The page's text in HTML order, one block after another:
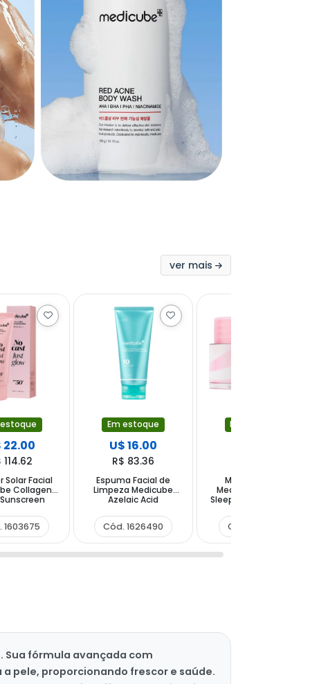
ver mais
22.00
114.62
Solar Facial
Collagen
1603675
Em estoque
U$ 16.00
R$ 83.36
Espuma Facial de
Limpeza Medicube
Azelaic Acid
120g
Cód. 1626490
Em estoque
Máscara Labial
Medicube PDRN Lip
Sleeping Mask de 10 g
Cód. 1518535
Sua fórmula avançada com
pele, proporcionando frescor e saúde.